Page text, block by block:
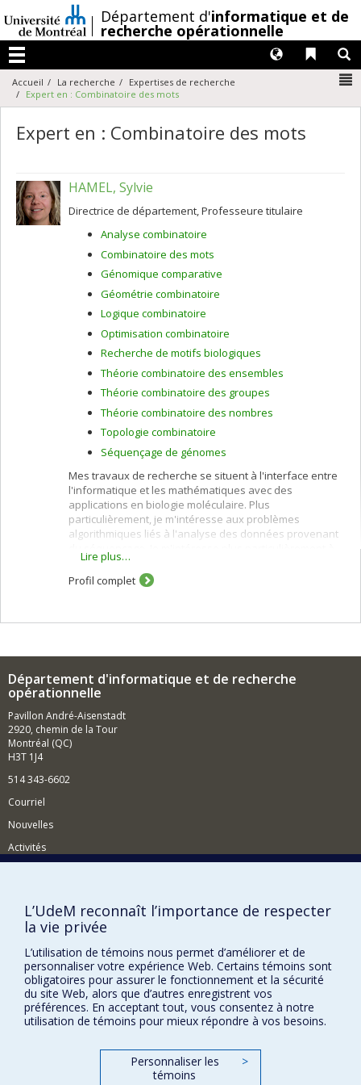
au
contenu
/Département d'informatique et de
recherche opérationnelle
Menu
Liens
Langues
Accueil La recherche
Expertises de recherche
Expert en : Combinatoire des mots
Expert en : Combinatoire des mots
HAMEL, Sylvie
Directrice de département, Professeure titulaire
Analyse combinatoire
Combinatoire des mots
Génomique comparative
Géométrie combinatoire
Logique combinatoire
Optimisation combinatoire
Recherche de motifs biologiques
Théorie combinatoire des ensembles
Théorie combinatoire des groupes
Théorie combinatoire des nombres
Topologie combinatoire
Séquençage de génomes
Mes travaux de recherche se situent à l'interface entre
l'informatique et les mathématiques avec des
applications en biologie moléculaire. Plus
particulièrement, je m'intéresse aux problèmes
algorithmiques liés à l'analyse des données provenant
la recherche efficace de mots et de motifs, au
réarrangement de génomes et, plus récemment, au
repliement de protéines en milieu aqueux. J'ai aussi des
combinatoire algébrique et en combinatoire des mots.
Lire plus…
Profil complet
Département d'informatique et de recherche
opérationnelle
Pavillon André-Aisenstadt
2920, chemin de la Tour
Montréal (QC)
H3T 1J4
514 343-6602
Courriel
Nouvelles
Activités
BESOIN D'AIDE?
Plan du site
Signaler une erreur
Accessibilité
FACULTÉ DES ARTS ET DES SCIENCES
Nos centres d'études
L’UdeM reconnaît l’importance de respecter
la vie privée
L’utilisation de témoins nous permet d’améliorer et de
personnaliser votre expérience Web. Certains témoins sont
obligatoires pour assurer le fonctionnement et la sécurité
du site Web, alors que d’autres enregistrent vos
préférences. En acceptant tout, vous consentez à notre
utilisation de témoins pour mieux répondre à vos besoins.
Personnaliser les
témoins
>